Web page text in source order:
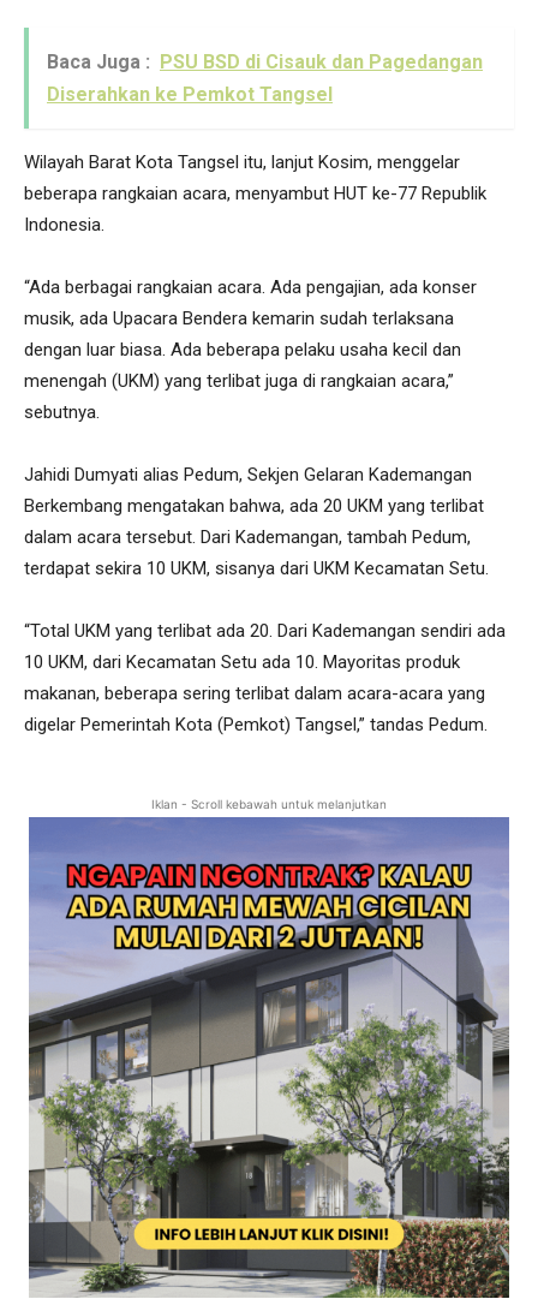
Baca Juga :
PSU BSD di Cisauk dan Pagedangan
Diserahkan ke Pemkot Tangsel
Wilayah Barat Kota Tangsel itu, lanjut Kosim, menggelar
beberapa rangkaian acara, menyambut HUT ke-77 Republik
Indonesia.
“Ada berbagai rangkaian acara. Ada pengajian, ada konser
musik, ada Upacara Bendera kemarin sudah terlaksana
dengan luar biasa. Ada beberapa pelaku usaha kecil dan
menengah (UKM) yang terlibat juga di rangkaian acara,”
sebutnya.
Jahidi Dumyati alias Pedum, Sekjen Gelaran Kademangan
Berkembang mengatakan bahwa, ada 20 UKM yang terlibat
dalam acara tersebut. Dari Kademangan, tambah Pedum,
terdapat sekira 10 UKM, sisanya dari UKM Kecamatan Setu.
“Total UKM yang terlibat ada 20. Dari Kademangan sendiri ada
10 UKM, dari Kecamatan Setu ada 10. Mayoritas produk
makanan, beberapa sering terlibat dalam acara-acara yang
digelar Pemerintah Kota (Pemkot) Tangsel,” tandas Pedum.
Iklan - Scroll kebawah untuk melanjutkan